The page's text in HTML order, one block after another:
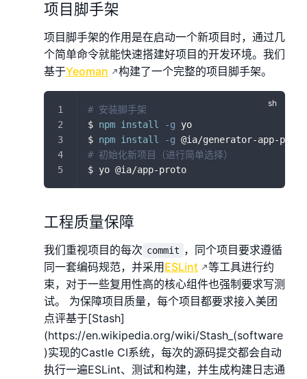
项目脚手架
项目脚手架的作用是在启动一个新项目时，通过几
个简单命令就能快速搭建好项目的开发环境。我们
基于Yeoman 构建了一个完整的项目脚手架。
# 安装脚手架
$ npm install -g yo
$ npm install -g @ia/generator-app-
# 初始化新项目（进行简单选择）
$ yo @ia/app-proto
工程质量保障
我们重视项目的每次 commit ，同个项目要求遵循
同一套编码规范，并采用 ESLint
等工具进行约
束，对于一些复用性高的核心组件也强制要求写测
试。 为保障项目质量，每个项目都要求接入美团
点评基于[Stash]
(https://en.wikipedia.org/wiki/Stash_(software
)实现的Castle CI系统，每次的源码提交都会自动
执行一遍ESLint、测试和构建，并生成构建日志通